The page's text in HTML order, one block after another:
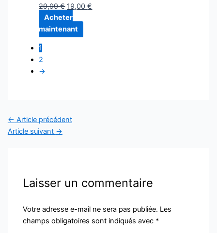
29,99€ 19,00€
Acheter
maintenant
1
2
→
← Article précédent
Article suivant →
Laisser un commentaire
Votre adresse e-mail ne sera pas publiée. Les
champs obligatoires sont indiqués avec *